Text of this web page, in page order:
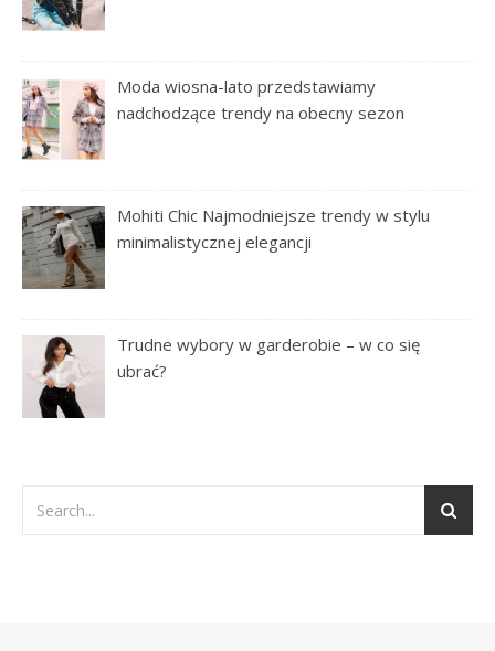
Moda wiosna-lato przedstawiamy
nadchodzące trendy na obecny sezon
Mohiti Chic Najmodniejsze trendy w stylu
minimalistycznej elegancji
Trudne wybory w garderobie – w co się
ubrać?